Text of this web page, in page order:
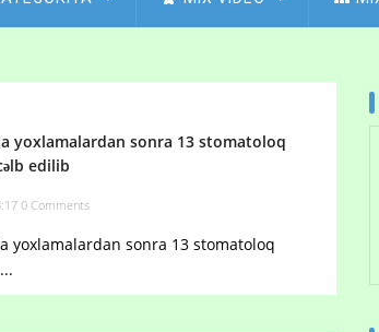
yoxlamalardan sonra 13 stomatoloq
edilib
0 Comments
yoxlamalardan sonra 13 stomatoloq